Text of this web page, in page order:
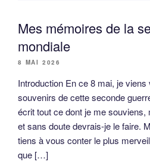
Mes mémoires de la
mondiale
8 MAI 2026
Introduction En ce 8 mai, je viens
souvenirs de cette seconde
écrit tout ce dont je me souviens,
et sans doute devrais-je le faire.
tiens à vous conter le plus
que […]